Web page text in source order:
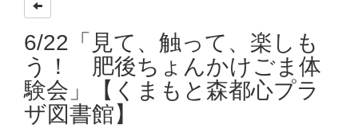
6/22「見て、触って、楽しも
う！ 肥後ちょんかけごま体
験会」【くまもと森都心プラ
ザ図書館】